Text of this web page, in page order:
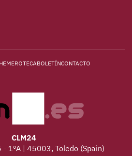
BOLETÍNCONTACTO
CLM24
1ºA | 45003, Toledo (Spain)